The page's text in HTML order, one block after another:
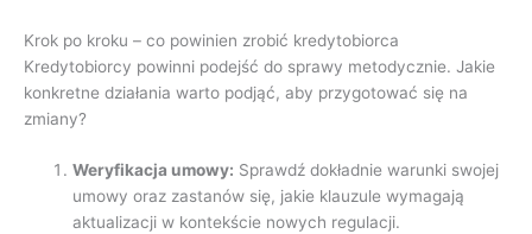
Krok po kroku – co powinien zrobić kredytobiorca
Kredytobiorcy powinni podejść do sprawy metodycznie. Jakie
konkretne działania warto podjąć, aby przygotować się na
zmiany?
Weryfikacja umowy: Sprawdź dokładnie warunki swojej
umowy oraz zastanów się, jakie klauzule wymagają
aktualizacji w kontekście nowych regulacji.